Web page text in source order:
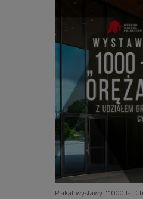
Plakat wystawy "1000 lat